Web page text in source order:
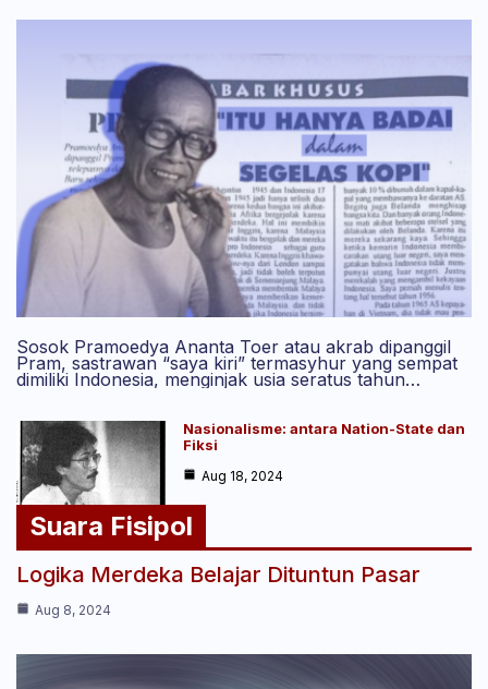
Sosok Pramoedya Ananta Toer atau akrab dipanggil
Pram, sastrawan “saya kiri” termasyhur yang sempat
dimiliki Indonesia, menginjak usia seratus tahun…
Nasionalisme: antara Nation-State dan
Fiksi
Aug 18, 2024
Suara Fisipol
Logika Merdeka Belajar Dituntun Pasar
Aug 8, 2024